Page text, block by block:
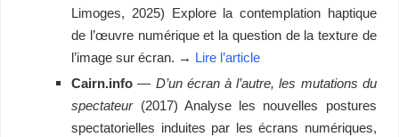
Limoges, 2025) Explore la contemplation haptique
de l’œuvre numérique et la question de la texture de
l’image sur écran. → Lire l’article
Cairn.info — D’un écran à l’autre, les mutations du
spectateur(2017) Analyse les nouvelles postures
spectatorielles induites par les écrans numériques,